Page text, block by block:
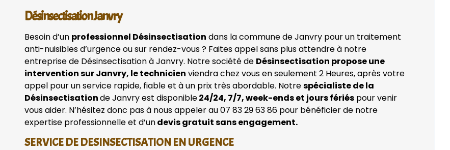
Désinsectisation Janvry
Besoin d’un professionnel Désinsectisation dans la commune de Janvry pour un traitement
anti-nuisibles d’urgence ou sur rendez-vous ? Faites appel sans plus attendre à notre
entreprise de Désinsectisation à Janvry. Notre société de Désinsectisation propose une
intervention sur Janvry, le technicien viendra chez vous en seulement 2 Heures, après votre
appel pour un service rapide, fiable et à un prix très abordable. Notrespécialiste de la
Désinsectisationde Janvry est disponible24/24, 7/7, week-ends et jours fériés pour venir
vous aider. N’hésitez donc pas à nous appeler au 07 83 29 63 86 pour bénéficier de notre
expertise professionnelle et d’undevis gratuit sans engagement.
SERVICE DE DESINSECTISATION EN URGENCE